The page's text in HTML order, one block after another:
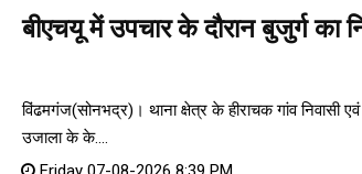
बीएचयू में उपचार के दौरान बुजुर्ग का
विंढमगंज(सोनभद्र)। थाना क्षेत्र के हीराचक गांव निवासी
उजाला के के....